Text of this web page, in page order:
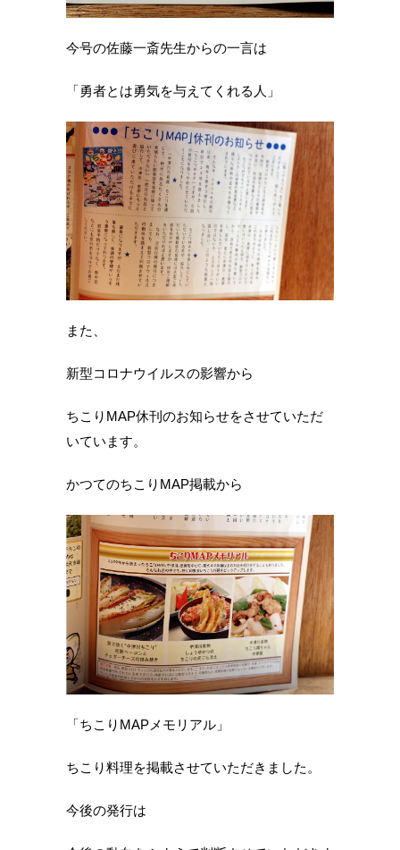
今号の佐藤一斎先生からの一言は
「勇者とは勇気を与えてくれる人」
また、
新型コロナウイルスの影響から
ちこりMAP休刊のお知らせをさせていただ
いています。
かつてのちこりMAP掲載から
「ちこりMAPメモリアル」
ちこり料理を掲載させていただきました。
今後の発行は